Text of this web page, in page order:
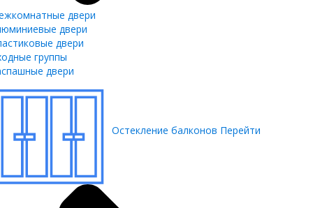
двери
двери
двери
группы
двери
Остекление балконов Перейти